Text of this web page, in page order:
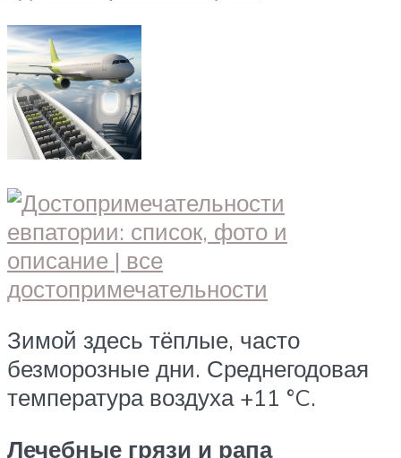
Зимой здесь тёплые, часто
безморозные дни. Среднегодовая
температура воздуха +11 °C.
Лечебные грязи и рапа